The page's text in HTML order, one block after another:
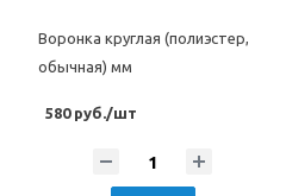
Воронка круглая (полиэстер,
обычная) мм
580 руб./шт